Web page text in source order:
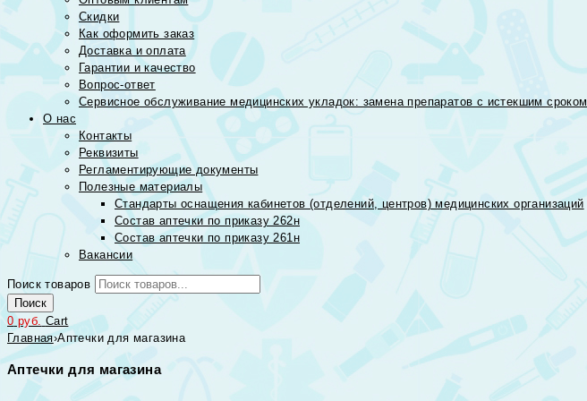
Скидки
Как оформить заказ
Доставка и оплата
Гарантии и качество
Вопрос-ответ
Сервисное обслуживание медицинских укладок: замена препаратов с истекшим сроком
О нас
Контакты
Реквизиты
Регламентирующие документы
Полезные материалы
Стандарты оснащения кабинетов (отделений, центров) медицинских организаций
Состав аптечки по приказу 262н
Состав аптечки по приказу 261н
Вакансии
Поиск товаров
Поиск
0 руб. Cart
Главная›Аптечки для магазина
Аптечки для магазина